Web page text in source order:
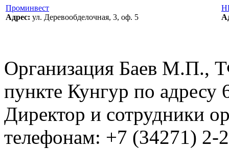
Проминвест
Адрес: ул. Деревообделочная, 3, оф. 5
Организация Баев М.П.,
пункте Кунгур по
Директор и сотрудники
телефонам: +7 (34271) 2-